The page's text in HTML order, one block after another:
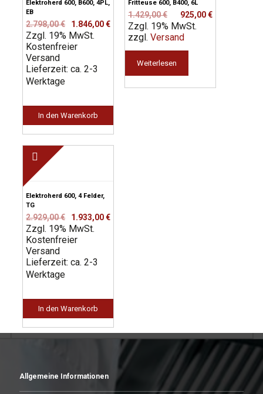
Elektroherd 600, B600, 4PL,
EB
2.798,00€Ursprünglicher
Preis
war:
1.846,00€
Aktueller
Preis
ist:
Zzgl. 19% MwSt.
Kostenfreier
Versand
Lieferzeit: ca. 2-3
Werktage
In den Warenkorb
Fritteuse 600, B400, 6L
1.429,00€Ursprünglicher
Preis
war:
925,00€
Aktueller
Preis
ist:
Zzgl. 19% MwSt.
zzgl.Versand
Weiterlesen
Elektroherd 600, 4 Felder,
TG
2.929,00€Ursprünglicher
Preis
war:
1.933,00€
Aktueller
Preis
ist:
Zzgl. 19% MwSt.
Kostenfreier
Versand
Lieferzeit: ca. 2-3
Werktage
In den Warenkorb
Allgemeine Informationen